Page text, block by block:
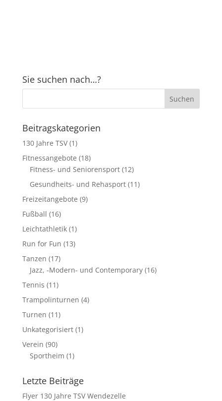
Sie suchen nach…?
Beitragskategorien
130 Jahre TSV(1)
Fitnessangebote (18)
Fitness- und Seniorensport(12)
Gesundheits- und Rehasport(11)
Freizeitangebote (9)
Fußball (16)
Leichtathletik(1)
Run for Fun (13)
Tanzen (17)
Jazz, -Modern- und Contemporary(16)
Tennis (11)
Trampolinturnen (4)
Turnen (11)
Unkategorisiert(1)
Verein (90)
Sportheim (1)
Letzte Beiträge
Flyer 130 Jahre TSV Wendezelle